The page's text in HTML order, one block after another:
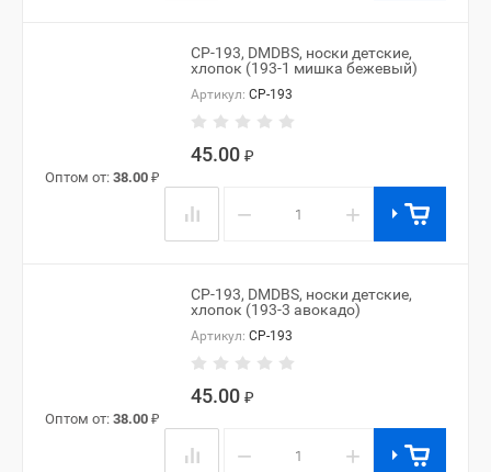
CP-193, DMDBS, носки детские,
хлопок (193-1 мишка бежевый)
Артикул: CP-193
45.00 ₽
Оптом от: 38.00 ₽
− +
CP-193, DMDBS, носки детские,
хлопок (193-3 авокадо)
Артикул: CP-193
45.00 ₽
Оптом от: 38.00 ₽
− +